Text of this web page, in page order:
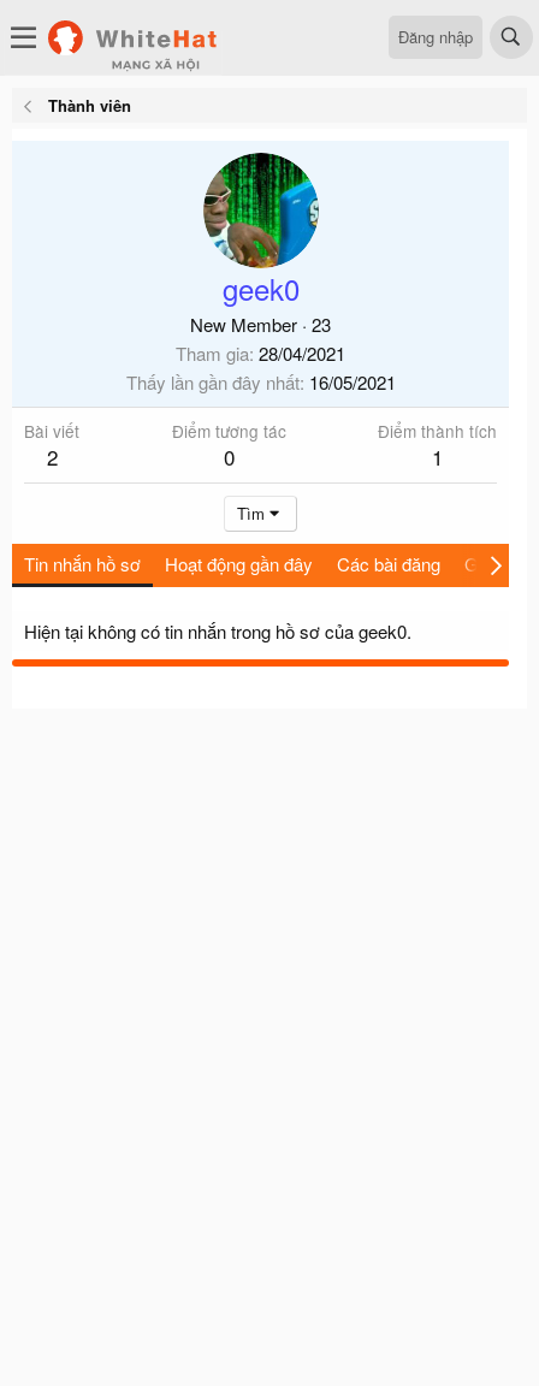
Đăng nhập
Thành viên
geek0
New Member · 23
Tham gia 28/04/2021
Thấy lần gần đây nhất 16/05/2021
Bài viết
2
Điểm tương tác
0
Điểm thành tích
1
Tìm
Tin nhắn hồ sơ Hoạt động gần đây Các bài đăng Giới thiệu
Hiện tại không có tin nhắn trong hồ sơ của geek0.